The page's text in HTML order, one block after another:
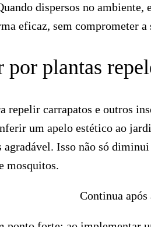
dispersos no
eficaz, sem comprometer
por plantas
repelir carrapatos e outros
um apelo estético ao
Isso não só
mosquitos.
Continua